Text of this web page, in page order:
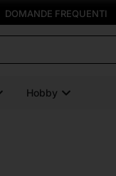
DOMANDE FREQUENTI
Hobby